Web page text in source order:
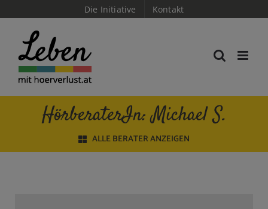
content
Die Initiative Kontakt
HörberaterIn: Michael S.
ALLE BERATER ANZEIGEN